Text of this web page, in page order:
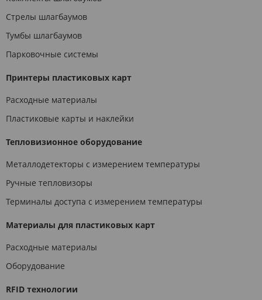
Стрелы шлагбаумов
Тумбы шлагбаумов
Парковочные системы
Принтеры пластиковых карт
Расходные материалы
Пластиковые карты и наклейки
Тепловизионное оборудование
Металлодетекторы с измерением температуры
Ручные тепловизоры
Терминалы доступа с измерением температуры
Материалы для пластиковых карт
Расходные материалы
Оборудование
RFID технологии